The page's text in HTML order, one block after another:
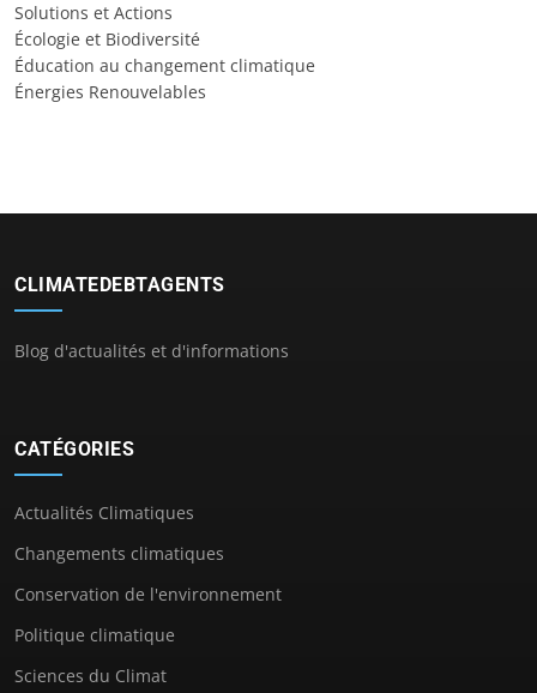
Solutions et Actions
Écologie et Biodiversité
Éducation au changement climatique
Énergies Renouvelables
CLIMATEDEBTAGENTS
Blog d'actualités et d'informations
CATÉGORIES
Actualités Climatiques
Changements climatiques
Conservation de l'environnement
Politique climatique
Sciences du Climat